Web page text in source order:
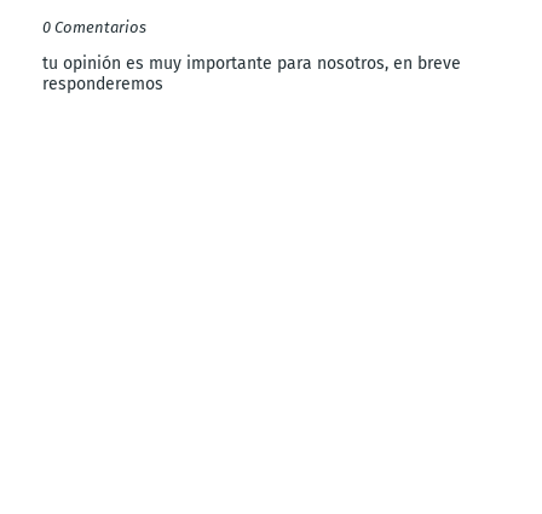
0 Comentarios
tu opinión es muy importante para nosotros, en breve
responderemos